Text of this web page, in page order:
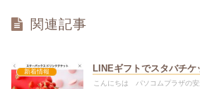
関連記事
新着情報 LINEギフトでスタバチケ
こんにちは パソコムプラザの